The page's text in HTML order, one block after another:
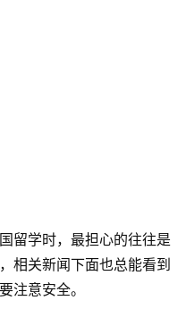
留学时，最担心的往往是
相关新闻下面也总能看到
注意安全。